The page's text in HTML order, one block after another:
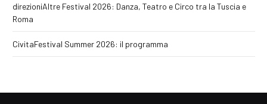
direzioniAltre Festival 2026: Danza, Teatro e Circo tra la Tuscia e
Roma
CivitaFestival Summer 2026: il programma